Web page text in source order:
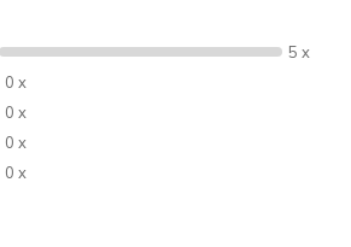
5 x
0 x
0 x
0 x
0 x